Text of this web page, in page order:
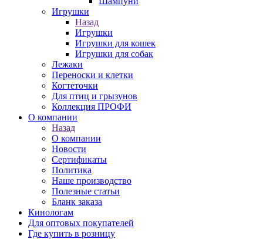
Игрушки
Назад
Игрушки
Игрушки для кошек
Игрушки для собак
Лежаки
Переноски и клетки
Когтеточки
Для птиц и грызунов
Коллекция ПРОФИ
О компании
Назад
О компании
Новости
Сертификаты
Политика
Наше производство
Полезные статьи
Бланк заказа
Кинологам
Для оптовых покупателей
Где купить в розницу